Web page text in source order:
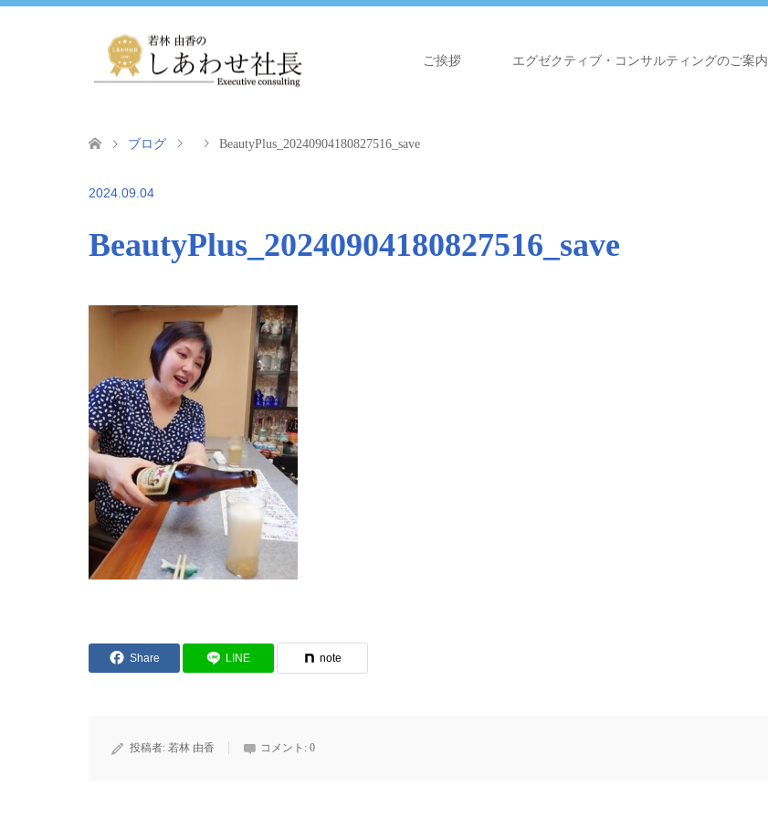
ご挨拶 エグゼクティブ・コンサルティングのご案内
ブログ BeautyPlus_20240904180827516_save
2024.09.04
BeautyPlus_20240904180827516_save
Share LINE note
投稿者: 若林 由香 コメント: 0